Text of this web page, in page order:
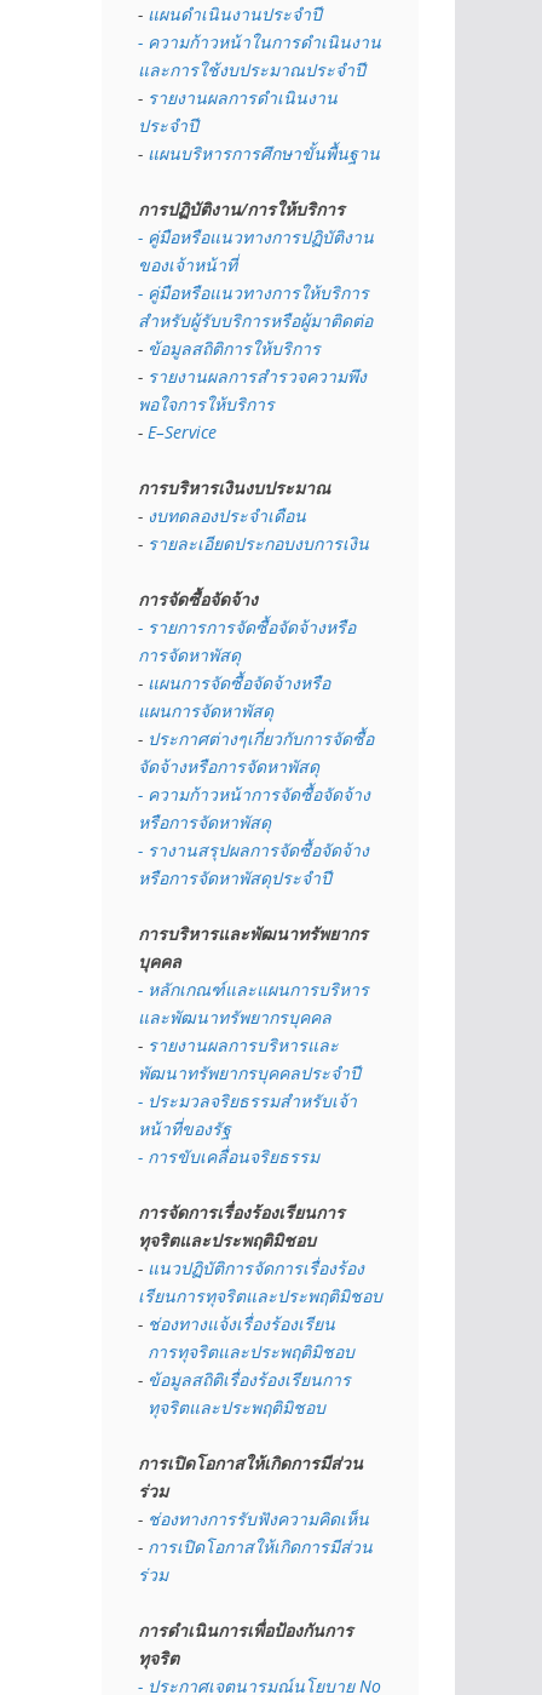
- แผนดำเนินงานประจำปี
- ความก้าวหน้าในการดำเนินงาน
และการใช้งบประมาณประจำปี
- รายงานผลการดำเนินงาน
ประจำปี
- แผนบริหารการศึกษาขั้นพื้นฐาน
การปฏิบัติงาน/การให้บริการ
- คู่มือหรือแนวทางการปฏิบัติงาน
ของเจ้าหน้าที่
- คู่มือหรือแนวทางการให้บริการ
สำหรับผู้รับบริการหรือผู้มาติดต่อ
- ข้อมูลสถิติการให้บริการ
- รายงานผลการสำรวจความพึง
พอใจการให้บริการ
- E–Service
การบริหารเงินงบประมาณ
- งบทดลองประจำเดือน
- รายละเอียดประกอบงบการเงิน
การจัดซื้อจัดจ้าง
- รายการการจัดซื้อจัดจ้างหรือ
การจัดหาพัสดุ
- แผนการจัดซื้อจัดจ้างหรือ
แผนการจัดหาพัสดุ
- ประกาศต่างๆเกี่ยวกับการจัดซื้อ
จัดจ้างหรือการจัดหาพัสดุ
- ความก้าวหน้าการจัดซื้อจัดจ้าง
หรือการจัดหาพัสดุ
- รางานสรุปผลการจัดซื้อจัดจ้าง
หรือการจัดหาพัสดุประจำปี
การบริหารและพัฒนาทรัพยากร
บุคคล
- หลักเกณฑ์และแผนการบริหาร
และพัฒนาทรัพยากรบุคคล
- รายงานผลการบริหารและ
พัฒนาทรัพยากรบุคคลประจำปี
- ประมวลจริยธรรมสำหรับเจ้า
หน้าที่ของรัฐ
- การขับเคลื่อนจริยธรรม
การจัดการเรื่องร้องเรียนการ
ทุจริตและประพฤติมิชอบ
- แนวปฏิบัติการจัดการเรื่องร้อง
เรียนการทุจริตและประพฤติมิชอบ
- ช่องทางแจ้งเรื่องร้องเรียน
  การทุจริตและประพฤติมิชอบ
- ข้อมูลสถิติเรื่องร้องเรียนการ
  ทุจริตและประพฤติมิชอบ
การเปิดโอกาสให้เกิดการมีส่วน
ร่วม
- ช่องทางการรับฟังความคิดเห็น
- การเปิดโอกาสให้เกิดการมีส่วน
ร่วม
การดำเนินการเพื่อป้องกันการ
ทุจริต
- ประกาศเจตนารมณ์นโยบาย No